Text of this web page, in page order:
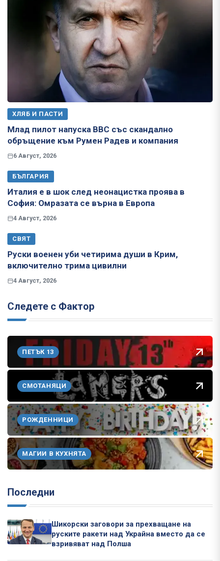
ХЛЯБ И ПАСТИ
Млад пилот напуска ВВС със скандално
обръщение към Румен Радев и компания
6 Август, 2026
БЪЛГАРИЯ
Италия е в шок след неонацистка проява в
София: Омразата се върна в Европа
4 Август, 2026
СВЯТ
Руски военен уби четирима души в Крим,
включително трима цивилни
4 Август, 2026
Следете с Фактор
ПЕТЪК 13
СМОТАНЯЦИ
РОЖДЕННИЦИ
МАГИИ В КУХНЯТА
Последни
Шикорски заговори за прехващане на
руските ракети над Украйна вместо да се
взривяват над Полша